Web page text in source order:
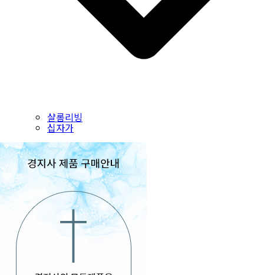
샬롬리빙
십자가